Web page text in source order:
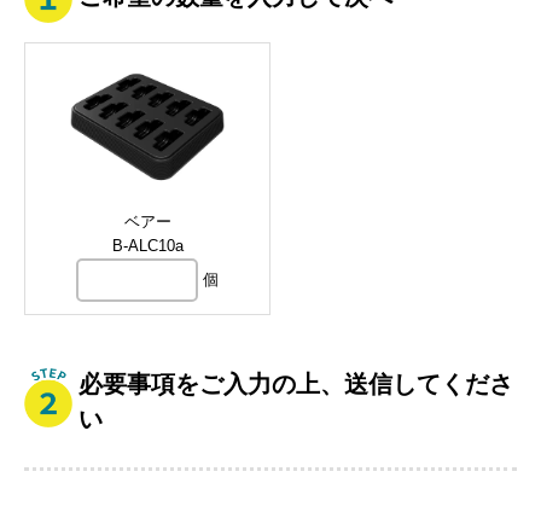
ベアー
B-ALC10a
個
必要事項をご入力の上、送信してくださ
い